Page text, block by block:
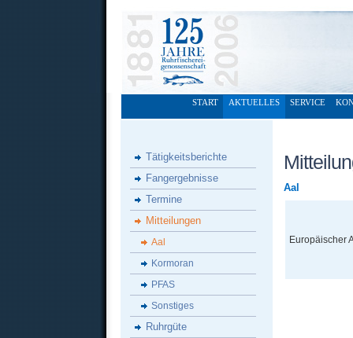
START AKTUELLES SERVICE
Tätigkeitsberichte
Fangergebnisse
Termine
Mitteilungen
Aal
Kormoran
PFAS
Sonstiges
Ruhrgüte
Aal
Europäischer